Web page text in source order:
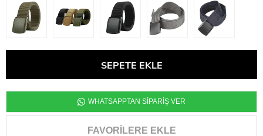
WHATSAPPTAN SİPARİŞ VER
FAVORILERE EKLE